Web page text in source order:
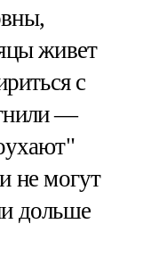
живет
с
—
не могут
дольше